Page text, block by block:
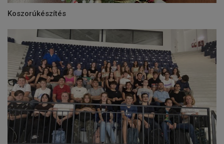
Koszorúkészítés